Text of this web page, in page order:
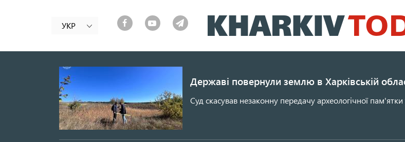
до
основного
УКР
Державі повернули землю в Харківській
Суд скасував незаконну передачу археологічної